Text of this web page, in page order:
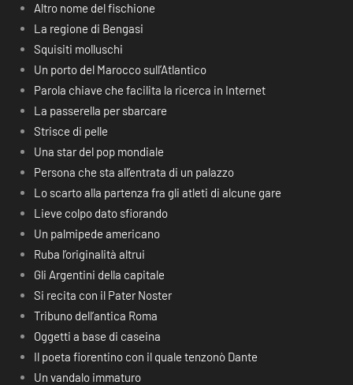
Altro nome del fischione
La regione di Bengasi
Squisiti molluschi
Un porto del Marocco sull’Atlantico
Parola chiave che facilita la ricerca in Internet
La passerella per sbarcare
Strisce di pelle
Una star del pop mondiale
Persona che sta all’entrata di un palazzo
Lo scarto alla partenza fra gli atleti di alcune gare
Lieve colpo dato sfiorando
Un palmipede americano
Ruba l’originalità altrui
Gli Argentini della capitale
Si recita con il Pater Noster
Tribuno dell’antica Roma
Oggetti a base di caseina
Il poeta fiorentino con il quale tenzonò Dante
Un vandalo immaturo